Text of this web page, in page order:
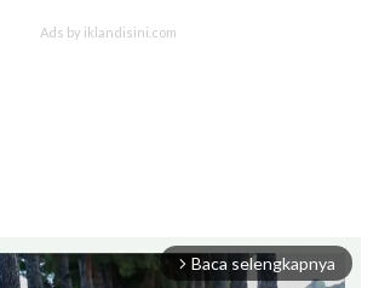
arrow_forward_ios Baca selengkapnya